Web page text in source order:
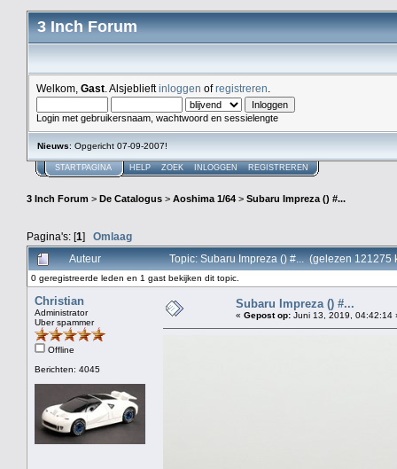
3 Inch Forum
Welkom, Gast . Alsjeblieftinloggen ofregistreren
Login met gebruikersnaam, wachtwoord en sessielengte
Nieuws: Opgericht 07-09-2007!
STARTPAGINA HELP ZOEK INLOGGEN REGISTREREN
3 Inch Forum > De Catalogus > Aoshima 1/64 > Subaru Impreza () #...
Pagina's: [1] Omlaag
Auteur
Topic: Subaru Impreza () #... (gelezen 121275
0 geregistreerde leden en 1 gast bekijken dit topic.
Christian
Administrator
Uber spammer
Offline
Berichten: 4045
Subaru Impreza () #...
« Gepost op: Juni 13, 2019, 04:42:14